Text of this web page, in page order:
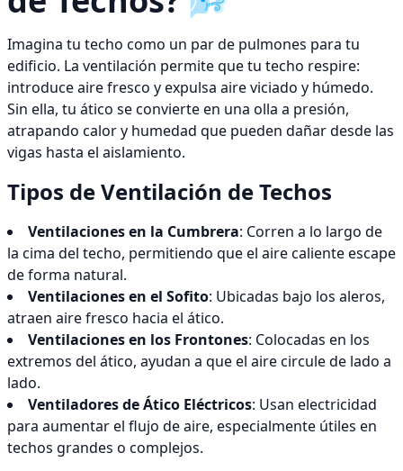
Imagina tu techo como un par de pulmones para tu
edificio. La ventilación permite que tu techo respire:
introduce aire fresco y expulsa aire viciado y húmedo.
Sin ella, tu ático se convierte en una olla a presión,
atrapando calor y humedad que pueden dañar desde las
vigas hasta el aislamiento.
Tipos de Ventilación de Techos
Ventilaciones en la Cumbrera: Corren a lo largo de
la cima del techo, permitiendo que el aire caliente escape
de forma natural.
Ventilaciones en el Sofito: Ubicadas bajo los aleros,
atraen aire fresco hacia el ático.
Ventilaciones en los Frontones: Colocadas en los
extremos del ático, ayudan a que el aire circule de lado a
lado.
Ventiladores de Ático Eléctricos: Usan electricidad
para aumentar el flujo de aire, especialmente útiles en
techos grandes o complejos.